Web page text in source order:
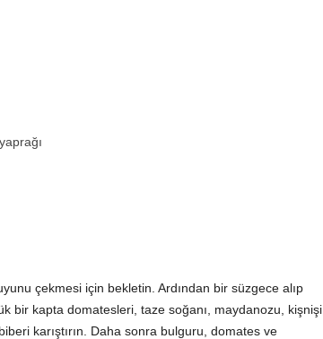
çekmesi için bekletin. Ardından bir süzgece alıp
bir kapta domatesleri, taze soğanı, maydanozu, kişnişi,
karıştırın. Daha sonra bulguru, domates ve